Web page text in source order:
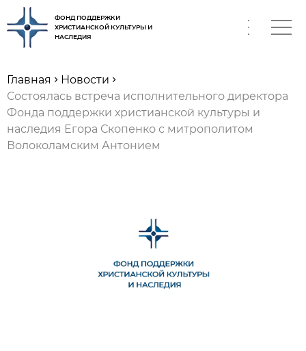
ФОНД ПОДДЕРЖКИ
ХРИСТИАНСКОЙ КУЛЬТУРЫ И
НАСЛЕДИЯ
Главная
Новости
Состоялась встреча исполнительного директора
Фонда поддержки христианской культуры и
наследия Егора Скопенко с митрополитом
Волоколамским Антонием